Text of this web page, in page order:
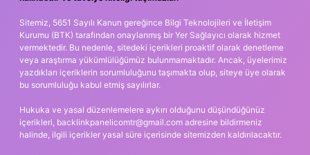
Sitemiz, 5651 Sayılı Kanun gereğince Bilgi Teknolojileri ve İletişim
Kurumu (BTK) tarafından onaylanmış bir Yer Sağlayıcı olarak hizmet
vermektedir. Bu nedenle, sitedeki içerikleri proaktif olarak denetleme
veya araştırma yükümlülüğümüz bulunmamaktadır. Ancak, üyelerimiz
yazdıkları içeriklerin sorumluluğunu taşımakta olup, siteye üye olarak
bu sorumluluğu kabul etmiş sayılırlar.
Hukuka ve yasal düzenlemelere aykırı olduğunu düşündüğünüz
içerikleri, backlinkpanelicomtr@gmail.com adresine bildirmeniz
halinde, ilgili içerikler yasal süre içerisinde sitemizden kaldırılacaktır.